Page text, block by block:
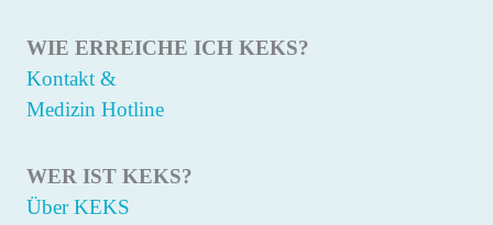
WIE ERREICHE ICH KEKS?
Kontakt &
Medizin Hotline
WER IST KEKS?
Über KEKS